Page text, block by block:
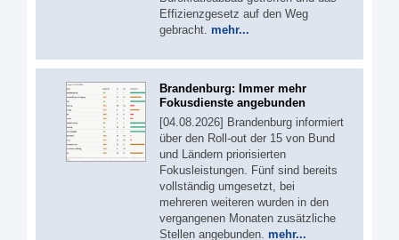
Effizienzgesetz auf den Weg
gebracht. mehr...
Brandenburg: Immer mehr
Fokusdienste angebunden
[04.08.2026] Brandenburg informiert
über den Roll-out der 15 von Bund
und Ländern priorisierten
Fokusleistungen. Fünf sind bereits
vollständig umgesetzt, bei
mehreren weiteren wurden in den
vergangenen Monaten zusätzliche
Stellen angebunden. mehr...